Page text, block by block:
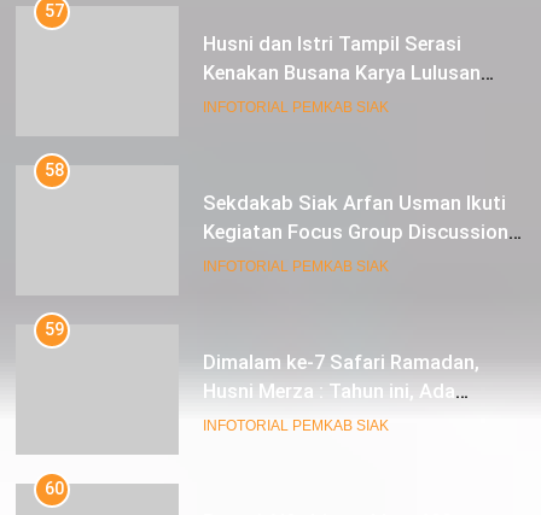
57
Husni dan Istri Tampil Serasi
Kenakan Busana Karya Lulusan
SMK Pariwisata Siak, di Lancang
INFOTORIAL PEMKAB SIAK
58
Sekdakab Siak Arfan Usman Ikuti
Kegiatan Focus Group Discussion
Tentang Kebijakan Penganggaran
INFOTORIAL PEMKAB SIAK
59
Dimalam ke-7 Safari Ramadan,
Husni Merza : Tahun ini, Ada
Perbaikan Jalan Lintas Siak ke
INFOTORIAL PEMKAB SIAK
60